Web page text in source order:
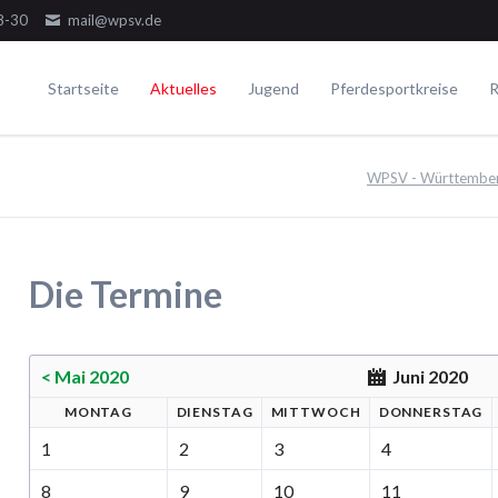
30 mail@wpsv.de
Startseite Aktuelles
WPSV-Allroundreiter-Cup
WPSV-Schulpferdecup
Jugend Pferdesportkreise
WPSV -
Die Termine
< Mai 2020 Juni 2020
MONTAG DI ENSTAG MI TTWOCH DONNERSTAG
1 2 3 4
8
9 10 11